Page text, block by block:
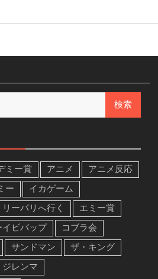
ミー賞 アニメ
アニメ反応
ー
イカゲーム
リーパリへ行く
エミー賞
イビバップ
コブラ会
サンドマン
ザ・キング
ジレンマ